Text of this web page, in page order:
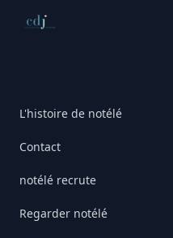
Conseil de déontologie
L'histoire de notélé
Contact
notélé recrute
Regarder notélé